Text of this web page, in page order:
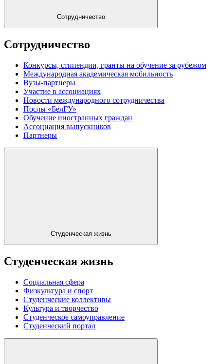
Сотрудничество
Сотрудничество
Конкурсы, стипендии, гранты на обучение за рубежом
Международная академическая мобильность
Вузы-партнеры
Участие в ассоциациях
Новости международного сотрудничества
Послы «БелГУ»
Обучение иностранных граждан
Ассоциация выпускников
Партнеры
Студенческая жизнь
Студенческая жизнь
Социальная сфера
Физкультура и спорт
Студенческие коллективы
Культура и творчество
Студенческое самоуправление
Студенческий портал